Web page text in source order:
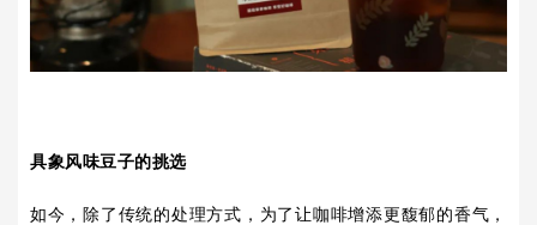
具象风味豆子的挑选
如今，除了传统的处理方式，为了让咖啡增添更馥郁的香气，